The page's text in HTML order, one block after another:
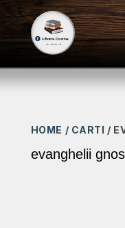
HOME / CARTI /
evanghelii